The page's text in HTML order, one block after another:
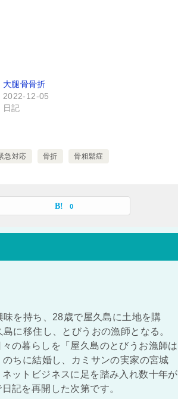
大腿骨骨折
2022-12-05
日記
急対応 骨折 骨粗鬆症
0
を持ち、28歳で屋久島に土地を購
に移住し、とびうおの漁師となる。
の暮らしを「屋久島のとびうお漁師は
ちに結婚し、カミサンの実家の宮城
ットビジネスに足を踏み入れ数十年が
記を再開した次第です。